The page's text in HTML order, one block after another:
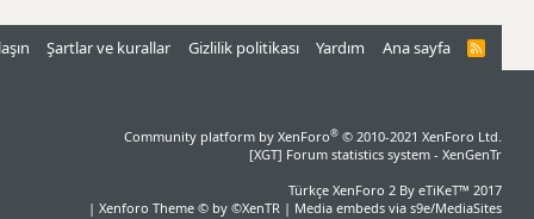
Şartlar ve kurallar Gizlilik politikası Yardım Ana sayfa
R
Community platform by XenForo® © 2010-2021 XenForo Ltd.
[XGT] Forum statistics system - XenGenTr
Türkçe XenForo 2 By eTiKeT™ 2017
| Xenforo Theme © by ©XenTR | Media embeds via s9e/MediaSites